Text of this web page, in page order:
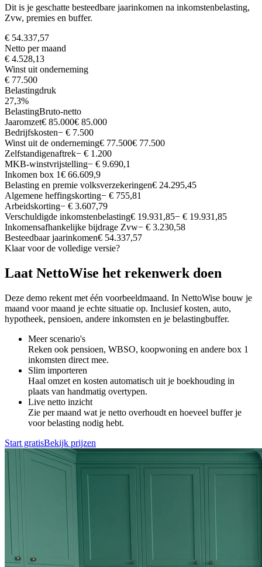
Dit is je geschatte besteedbare jaarinkomen na inkomstenbelasting,
Zvw, premies en buffer.
€ 54.337,57
Netto per maand
€ 4.528,13
Winst uit onderneming
€ 77.500
Belastingdruk
27,3%
BelastingBruto-netto
Jaaromzet€ 85.000€ 85.000
Bedrijfskosten− € 7.500
Winst uit de onderneming€ 77.500€ 77.500
Zelfstandigenaftrek− € 1.200
MKB-winstvrijstelling− € 9.690,1
Inkomen box 1€ 66.609,9
Belasting en premie volksverzekeringen€ 24.295,45
Algemene heffingskorting− € 755,81
Arbeidskorting− € 3.607,79
Verschuldigde inkomstenbelasting€ 19.931,85− € 19.931,85
Inkomensafhankelijke bijdrage Zvw− € 3.230,58
Besteedbaar jaarinkomen€ 54.337,57
Klaar voor de volledige versie?
Laat NettoWise het rekenwerk doen
Deze demo rekent met één voorbeeldmaand. In NettoWise bouw je
maand voor maand je echte situatie op. Inclusief kosten, auto,
hypotheek, pensioen, andere inkomsten en je belastingbuffer.
Meer scenario's
Reken ook pensioen, WBSO, koopwoning en andere box 1
inkomsten direct mee.
Slim importeren
Haal omzet en kosten automatisch uit je boekhouding in
plaats van handmatig overtypen.
Live netto inzicht
Zie per maand wat je netto overhoudt en hoeveel buffer je
voor belasting nodig hebt.
Start gratisBekijk prijzen